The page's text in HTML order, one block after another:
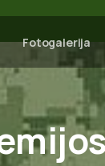
Fotogalerija